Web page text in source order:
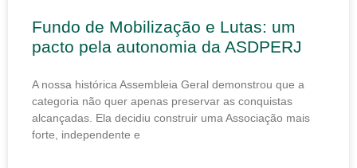
Fundo de Mobilização e Lutas: um
pacto pela autonomia da ASDPERJ
A nossa histórica Assembleia Geral demonstrou que a
categoria não quer apenas preservar as conquistas
alcançadas. Ela decidiu construir uma Associação mais
forte, independente e